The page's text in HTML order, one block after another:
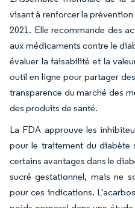
visant à renforcer la
2021. Elle recommande des
aux médicaments contre le
évaluer la faisabilité et la
outil en ligne pour partager
transparence du marché des
des produits de santé.
La FDA approuve les
pour le traitement du diabète
certains avantages dans le
sucré gestationnel, mais ne
pour ces indications.